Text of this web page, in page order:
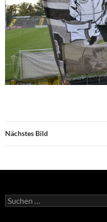
Nächstes Bild
Suchen
nach: